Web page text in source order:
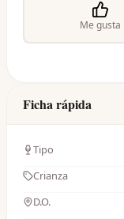
Me gusta
Ficha rápida
Tipo
Crianza
D.O.